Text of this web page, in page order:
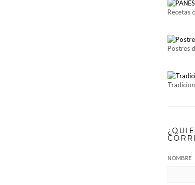
Recetas
Postres
NOMBRE